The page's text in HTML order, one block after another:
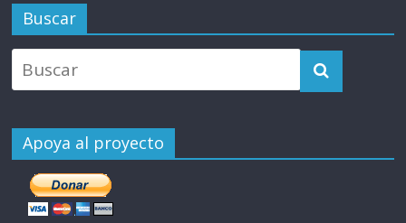
Buscar
Apoya al proyecto